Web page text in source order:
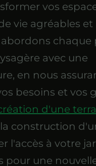
vos
vie agréables et
chaque
avec une
en nous
besoins et vos
d'une
construction
l'accès à votre
pour une